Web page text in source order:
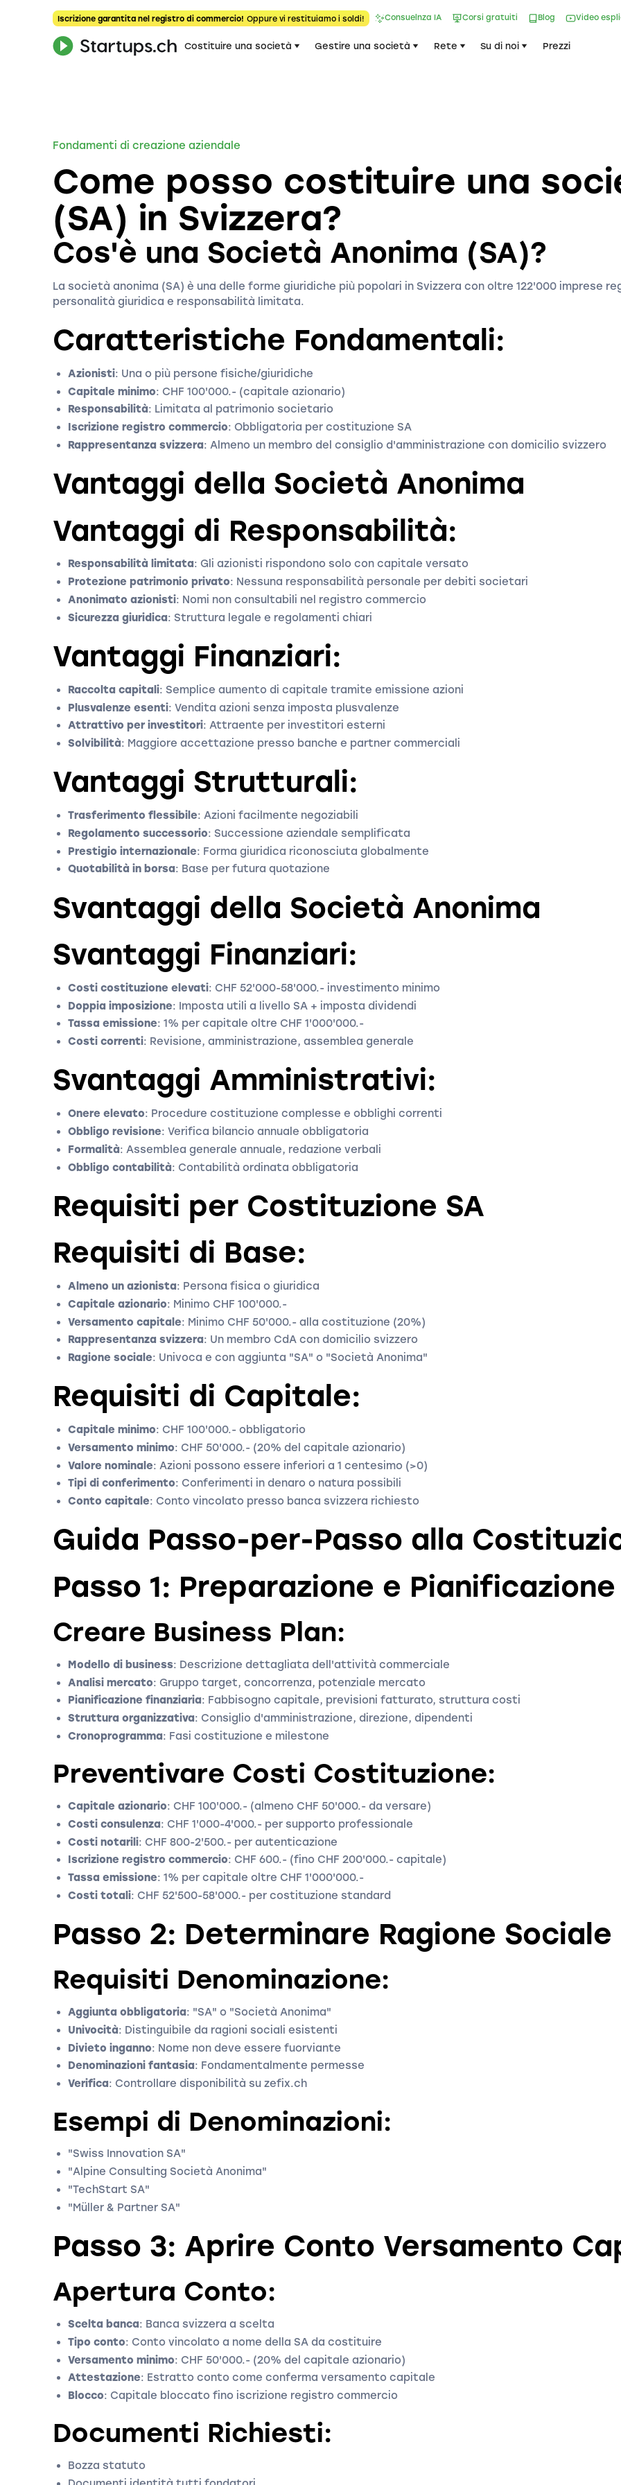
Iscrizione garantita nel registro di commercio! Oppure vi restituiamo i soldi! Consuelnza IA Corsi gratuiti Blog Video
Costituire una società Gestire una società Rete Su di noi Prezzi
Fondamenti di creazione aziendale
Come posso costituire una
(SA) in Svizzera?
Cos'è una Società Anonima (SA)?
La società anonima (SA) è una delle forme giuridiche più popolari in Svizzera con oltre 122'000 imprese
personalità giuridica e responsabilità limitata.
Caratteristiche Fondamentali:
Azionisti: Una o più persone fisiche/giuridiche
Capitale minimo: CHF 100'000.- (capitale azionario)
Responsabilità: Limitata al patrimonio societario
Iscrizione registro commercio: Obbligatoria per costituzione SA
Rappresentanza svizzera: Almeno un membro del consiglio d'amministrazione con domicilio svizzero
Vantaggi della Società Anonima
Vantaggi di Responsabilità:
Responsabilità limitata: Gli azionisti rispondono solo con capitale versato
Protezione patrimonio privato: Nessuna responsabilità personale per debiti societari
Anonimato azionisti: Nomi non consultabili nel registro commercio
Sicurezza giuridica: Struttura legale e regolamenti chiari
Vantaggi Finanziari:
Raccolta capitali: Semplice aumento di capitale tramite emissione azioni
Plusvalenze esenti: Vendita azioni senza imposta plusvalenze
Attrattivo per investitori: Attraente per investitori esterni
Solvibilità: Maggiore accettazione presso banche e partner commerciali
Vantaggi Strutturali:
Trasferimento flessibile: Azioni facilmente negoziabili
Regolamento successorio: Successione aziendale semplificata
Prestigio internazionale: Forma giuridica riconosciuta globalmente
Quotabilità in borsa: Base per futura quotazione
Svantaggi della Società Anonima
Svantaggi Finanziari:
Costi costituzione elevati: CHF 52'000-58'000.- investimento minimo
Doppia imposizione: Imposta utili a livello SA + imposta dividendi
Tassa emissione: 1% per capitale oltre CHF 1'000'000.-
Costi correnti: Revisione, amministrazione, assemblea generale
Svantaggi Amministrativi:
Onere elevato: Procedure costituzione complesse e obblighi correnti
Obbligo revisione: Verifica bilancio annuale obbligatoria
Formalità: Assemblea generale annuale, redazione verbali
Obbligo contabilità: Contabilità ordinata obbligatoria
Requisiti per Costituzione SA
Requisiti di Base:
Almeno un azionista: Persona fisica o giuridica
Capitale azionario: Minimo CHF 100'000.-
Versamento capitale: Minimo CHF 50'000.- alla costituzione (20%)
Rappresentanza svizzera: Un membro CdA con domicilio svizzero
Ragione sociale: Univoca e con aggiunta "SA" o "Società Anonima"
Requisiti di Capitale:
Capitale minimo: CHF 100'000.- obbligatorio
Versamento minimo: CHF 50'000.- (20% del capitale azionario)
Valore nominale: Azioni possono essere inferiori a 1 centesimo (>0)
Tipi di conferimento: Conferimenti in denaro o natura possibili
Conto capitale: Conto vincolato presso banca svizzera richiesto
Guida Passo-per-Passo alla
Passo 1: Preparazione e Pianificazione
Creare Business Plan:
Modello di business: Descrizione dettagliata dell'attività commerciale
Analisi mercato: Gruppo target, concorrenza, potenziale mercato
Pianificazione finanziaria: Fabbisogno capitale, previsioni fatturato, struttura costi
Struttura organizzativa: Consiglio d'amministrazione, direzione, dipendenti
Cronoprogramma: Fasi costituzione e milestone
Preventivare Costi Costituzione:
Capitale azionario: CHF 100'000.- (almeno CHF 50'000.- da versare)
Costi consulenza: CHF 1'000-4'000.- per supporto professionale
Costi notarili: CHF 800-2'500.- per autenticazione
Iscrizione registro commercio: CHF 600.- (fino CHF 200'000.- capitale)
Tassa emissione: 1% per capitale oltre CHF 1'000'000.-
Costi totali: CHF 52'500-58'000.- per costituzione standard
Passo 2: Determinare Ragione Sociale
Requisiti Denominazione:
Aggiunta obbligatoria: "SA" o "Società Anonima"
Univocità: Distinguibile da ragioni sociali esistenti
Divieto inganno: Nome non deve essere fuorviante
Denominazioni fantasia: Fondamentalmente permesse
Verifica: Controllare disponibilità su zefix.ch
Esempi di Denominazioni:
"Swiss Innovation SA"
"Alpine Consulting Società Anonima"
"TechStart SA"
"Müller & Partner SA"
Passo 3: Aprire Conto Versamento
Apertura Conto:
Scelta banca: Banca svizzera a scelta
Tipo conto: Conto vincolato a nome della SA da costituire
Versamento minimo: CHF 50'000.- (20% del capitale azionario)
Attestazione: Estratto conto come conferma versamento capitale
Blocco: Capitale bloccato fino iscrizione registro commercio
Documenti Richiesti:
Bozza statuto